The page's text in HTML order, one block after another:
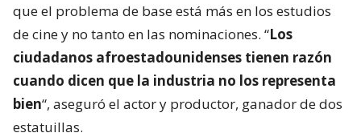
que el problema de base está más en los estudios
de cine y no tanto en las nominaciones. “Los
ciudadanos afroestadounidenses tienen razón
cuando dicen que la industria no los representa
bien“, aseguró el actor y productor, ganador de dos
estatuillas.